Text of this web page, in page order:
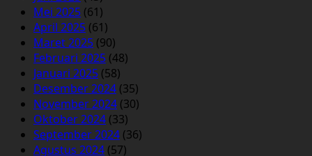
Mei 2025 (61)
April 2025 (61)
Maret 2025 (90)
Februari 2025 (48)
Januari 2025 (58)
Desember 2024 (35)
November 2024 (30)
Oktober 2024 (33)
September 2024 (36)
Agustus 2024 (57)